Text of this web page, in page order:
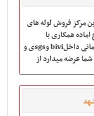
مرکز فروش لوله های
ازسایز1الی 56اینچ اماده همکاری با
بزرگترین شرکت های صنعتی و ساختمانی داخلbivi وsgsی و
عرضه میدارد از